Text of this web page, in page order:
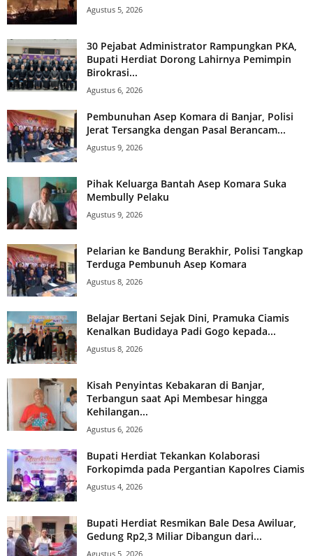
Agustus 5, 2026
30 Pejabat Administrator Rampungkan PKA,
Bupati Herdiat Dorong Lahirnya Pemimpin
Birokrasi...
Agustus 6, 2026
Pembunuhan Asep Komara di Banjar, Polisi
Jerat Tersangka dengan Pasal Berancam...
Agustus 9, 2026
Pihak Keluarga Bantah Asep Komara Suka
Membully Pelaku
Agustus 9, 2026
Pelarian ke Bandung Berakhir, Polisi Tangkap
Terduga Pembunuh Asep Komara
Agustus 8, 2026
Belajar Bertani Sejak Dini, Pramuka Ciamis
Kenalkan Budidaya Padi Gogo kepada...
Agustus 8, 2026
Kisah Penyintas Kebakaran di Banjar,
Terbangun saat Api Membesar hingga
Kehilangan...
Agustus 6, 2026
Bupati Herdiat Tekankan Kolaborasi
Forkopimda pada Pergantian Kapolres Ciamis
Agustus 4, 2026
Bupati Herdiat Resmikan Bale Desa Awiluar,
Gedung Rp2,3 Miliar Dibangun dari...
Agustus 5, 2026